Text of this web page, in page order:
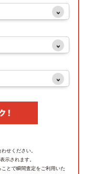
せください。
示されます。
とで瞬間査定をご利用いた